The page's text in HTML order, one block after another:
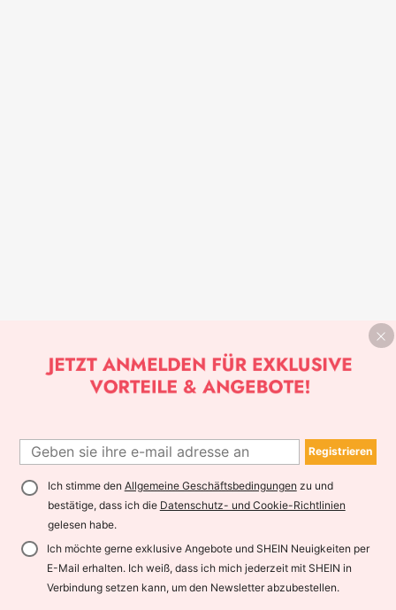
Registrieren
Ich stimme den Allgemeine Geschäftsbedingungen zu und
bestätige, dass ich die Datenschutz- und Cookie-Richtlinien
gelesen habe.
Ich möchte gerne exklusive Angebote und SHEIN Neuigkeiten per
E-Mail erhalten. Ich weiß, dass ich mich jederzeit mit SHEIN in
Verbindung setzen kann, um den Newsletter abzubestellen.